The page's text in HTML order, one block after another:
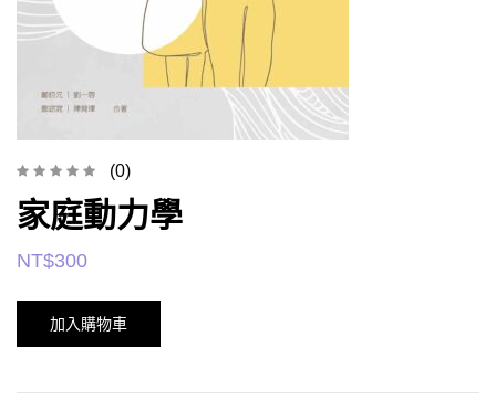
(0)
家庭動力學
NT$300
加入購物車